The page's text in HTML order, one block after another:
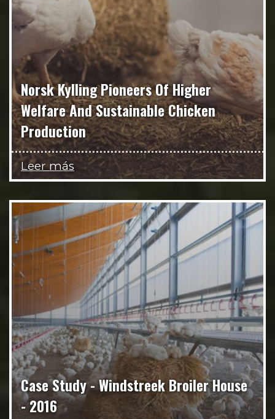
Norsk Kylling Pioneers Of Higher
Welfare And Sustainable Chicken
Production
Leer más
Case Study - Windstreek Broiler House
- 2016